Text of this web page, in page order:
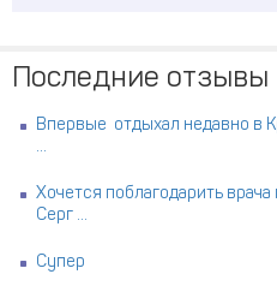
Последние отзывы
Впервые отдыхал недавно в
...
Хочется поблагодарить
Серг ...
Супер